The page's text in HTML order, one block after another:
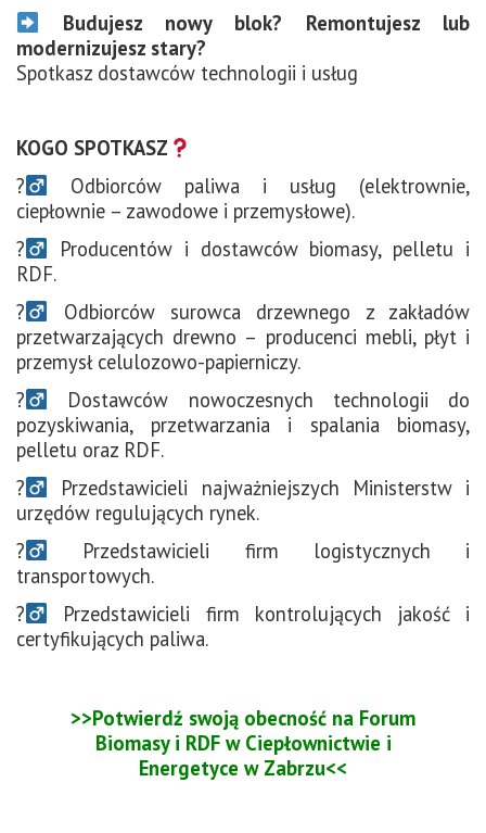
Budujesz nowy blok? Remontujesz lub
modernizujesz stary?
Spotkasz dostawców technologii i usług
KOGO SPOTKASZ
?‍
Odbiorców paliwa i usług (elektrownie,
ciepłownie – zawodowe i przemysłowe).
?‍
Producentów i dostawców biomasy, pelletu i
RDF.
?‍
Odbiorców surowca drzewnego z zakładów
przetwarzających drewno – producenci mebli, płyt i
przemysł celulozowo-papierniczy.
?‍
Dostawców nowoczesnych technologii do
pozyskiwania, przetwarzania i spalania biomasy,
pelletu oraz RDF.
?‍
Przedstawicieli najważniejszych Ministerstw i
urzędów regulujących rynek.
?‍
Przedstawicieli firm logistycznych i
transportowych.
?‍
Przedstawicieli firm kontrolujących jakość i
certyfikujących paliwa.
>>Potwierdź swoją obecność na Forum
Biomasy i RDF w Ciepłownictwie i
Energetyce w Zabrzu<<